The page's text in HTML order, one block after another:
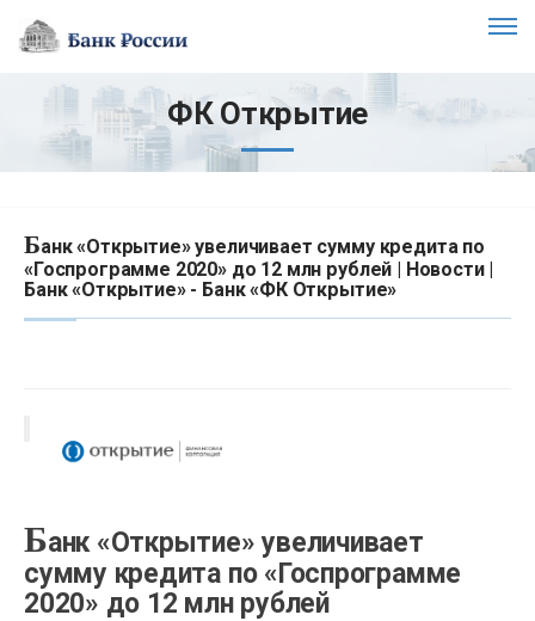
ФК Открытие
Банк «Открытие» увеличивает сумму кредита по
«Госпрограмме 2020» до 12 млн рублей | Новости |
Банк «Открытие» - Банк «ФК Открытие»
Банк «Открытие» увеличивает
сумму кредита по «Госпрограмме
2020» до 12 млн рублей